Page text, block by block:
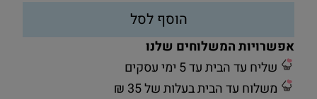
הוסף לסל
אפשרויות המשלוחים שלנו
שליח עד הבית עד 5 ימי עסקים
משלוח עד הבית בעלות של 35 ₪